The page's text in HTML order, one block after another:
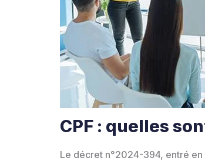
CPF : quelles
Le décret n°2024-394, entré